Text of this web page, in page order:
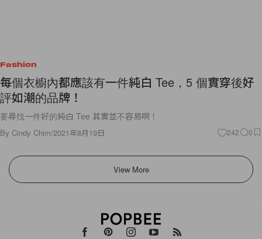
Fashion
每個衣櫥內都應該有一件純白 Tee，5 個實穿後好
評如潮的品牌！
要尋找一件好的純白 Tee 其實並不容易啊！
By Cindy Chim/2021年8月19日 242 0
View More